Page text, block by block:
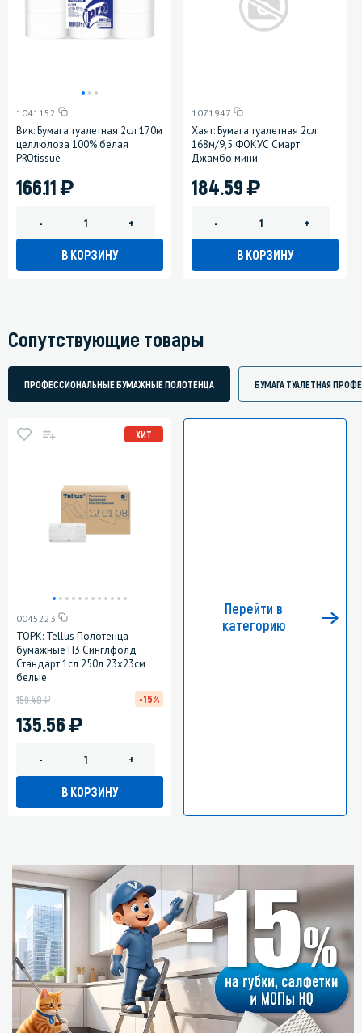
1041152
Вик: Бумага туалетная 2сл 170м
целлюлоза 100% белая
PROtissue
166.11)
- +
В КОРЗИНУ
1071947
Хаят: Бумага туалетная 2сл
168м/9,5 ФОКУС Смарт
Джамбо мини
184.59)
- +
В КОРЗИНУ
Сопутствующие товары
ПРОФЕССИОНАЛЬНЫЕ БУМАЖНЫЕ ПОЛОТЕНЦА БУМАГА ТУАЛЕТНАЯ
ХИТ
0045223
ТОРК: Tellus Полотенца
бумажные H3 Синглфолд
Стандарт 1сл 250л 23х23см
белые
135.56)
159.48у -15%
- +
В КОРЗИНУ
Перейти в
категорию